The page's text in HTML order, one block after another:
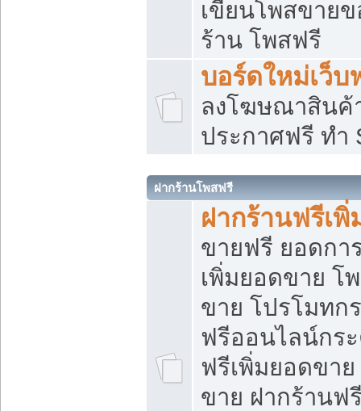
เขียนโพสขาย
ร้าน โพสฟรี
บอร์ดใหม่เว็บ
ลงโฆษณาสิน
ประกาศฟรี ทำ
ฝากร้านโพสฟรี
ฝากร้านฟรีเ
ขายฟรี ยอดกา
เพิ่มยอดขาย โ
ขาย โปรโมทก
ฟรีออนไลน์กร
ฟรีเพิ่มยอดขา
ขาย ฝากร้านฟ